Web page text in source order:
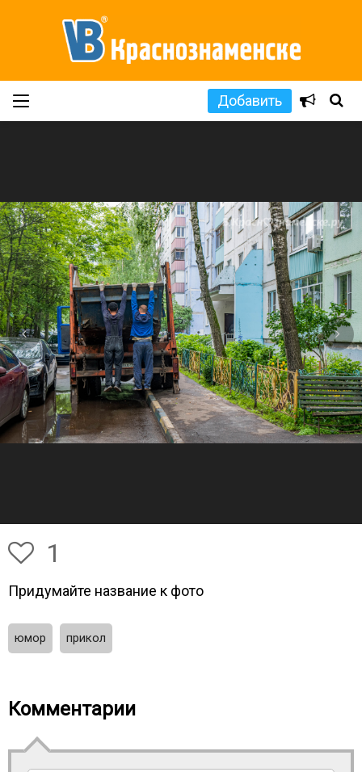
Добавить
1
Придумайте название к фото
юмор прикол
Комментарии